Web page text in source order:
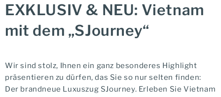
EXKLUSIV & NEU: Vietnam
mit dem „SJourney“
Wir sind stolz, Ihnen ein ganz besonderes Highlight
präsentieren zu dürfen, das Sie so nur selten finden:
Der brandneue Luxuszug SJourney. Erleben Sie Vietnam